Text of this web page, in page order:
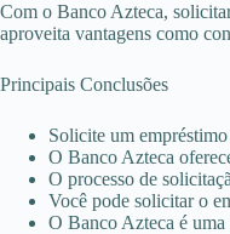
Com o Banco Azteca,
aproveita vantagens como
Principais Conclusões
Solicite um
O Banco Azteca
O processo de
Você pode solicitar o
O Banco Azteca é